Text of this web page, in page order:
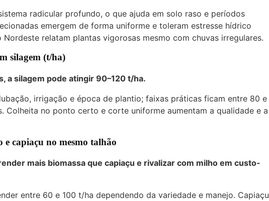
radicular profundo, o que ajuda em solo raso e períodos
emergem de forma uniforme e toleram estresse hídrico
relatam plantas vigorosas mesmo com chuvas irregulares.
silagem (t/ha)
a silagem pode atingir 90–120 t/ha.
irrigação e época de plantio; faixas práticas ficam entre 80 e
Colheita no ponto certo e corte uniforme aumentam a qualidade e a
capiaçu no mesmo talhão
mais biomassa que capiaçu e rivalizar com milho em custo-
entre 60 e 100 t/ha dependendo da variedade e manejo. Capiaçu